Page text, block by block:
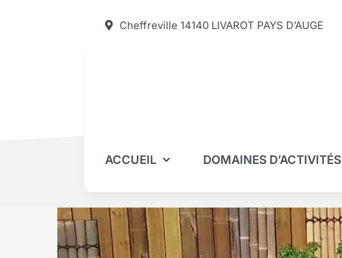
Cheffreville 14140 LIVAROT PAYS D’AUGE
ACCUEIL DOMAINES D’ACTIVITÉS